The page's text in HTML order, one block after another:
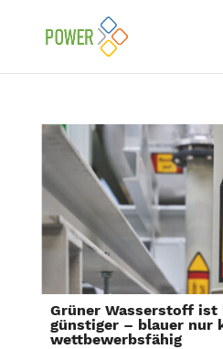
Grüner Wasserstoff
günstiger – blauer nur
wettbewerbsfähig